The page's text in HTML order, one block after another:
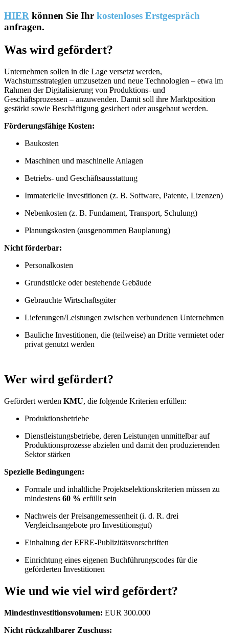
HIER können Sie Ihr kostenloses Erstgespräch
anfragen.
Was wird gefördert?
Unternehmen sollen in die Lage versetzt werden,
Wachstumsstrategien umzusetzen und neue Technologien – etwa im
Rahmen der Digitalisierung von Produktions- und
Geschäftsprozessen – anzuwenden. Damit soll ihre Marktposition
gestärkt sowie Beschäftigung gesichert oder ausgebaut werden.
Förderungsfähige Kosten:
Baukosten
Maschinen und maschinelle Anlagen
Betriebs- und Geschäftsausstattung
Immaterielle Investitionen (z. B. Software, Patente, Lizenzen)
Nebenkosten (z. B. Fundament, Transport, Schulung)
Planungskosten (ausgenommen Bauplanung)
Nicht förderbar:
Personalkosten
Grundstücke oder bestehende Gebäude
Gebrauchte Wirtschaftsgüter
Lieferungen/Leistungen zwischen verbundenen Unternehmen
Bauliche Investitionen, die (teilweise) an Dritte vermietet oder
privat genutzt werden
Wer wird gefördert?
Gefördert werden KMU, die folgende Kriterien erfüllen:
Produktionsbetriebe
Dienstleistungsbetriebe, deren Leistungen unmittelbar auf
Produktionsprozesse abzielen und damit den produzierenden
Sektor stärken
Spezielle Bedingungen:
Formale und inhaltliche Projektselektionskriterien müssen zu
mindestens 60 % erfüllt sein
Nachweis der Preisangemessenheit (i. d. R. drei
Vergleichsangebote pro Investitionsgut)
Einhaltung der EFRE-Publizitätsvorschriften
Einrichtung eines eigenen Buchführungscodes für die
geförderten Investitionen
Wie und wie viel wird gefördert?
Mindestinvestitionsvolumen: EUR 300.000
Nicht rückzahlbarer Zuschuss: